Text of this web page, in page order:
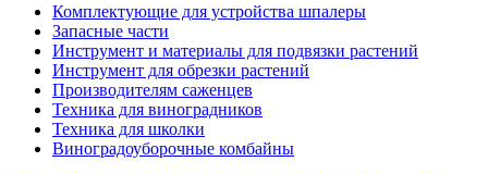
Комплектующие для устройства шпалеры
Запасные части
Инструмент и материалы для подвязки растений
Инструмент для обрезки растений
Производителям саженцев
Техника для виноградников
Техника для школки
Виноградоуборочные комбайны